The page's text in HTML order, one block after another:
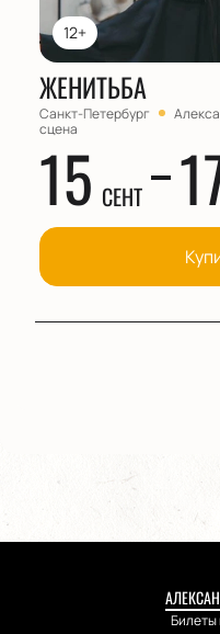
12+
ЖЕНИТЬБА
Санкт-Петербург
сцена
15 СЕНТ
Билеты